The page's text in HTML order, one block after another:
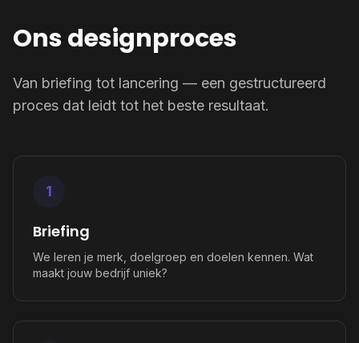
Ons designproces
Van briefing tot lancering — een gestructureerd
proces dat leidt tot het beste resultaat.
1
Briefing
We leren je merk, doelgroep en doelen kennen. Wat
maakt jouw bedrijf uniek?